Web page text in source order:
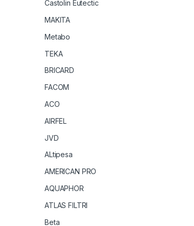
Castolin Eutectic
MAKITA
Metabo
TEKA
BRICARD
FACOM
ACO
AIRFEL
JVD
ALtipesa
AMERICAN PRO
AQUAPHOR
ATLAS FILTRI
Beta